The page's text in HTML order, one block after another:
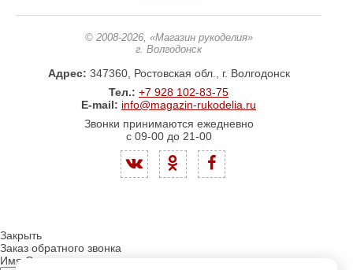
© 2008-2026, «Магазин рукоделия»
г. Волгодонск
Адрес: 347360, Ростовская обл., г. Волгодонск
Тел.: +7 928 102-83-75
E-mail: info@magazin-rukodelia.ru
Звонки принимаются ежедневно
с 09-00 до 21-00
Закрыть
Заказ обратного звонка
Имя Отчество: